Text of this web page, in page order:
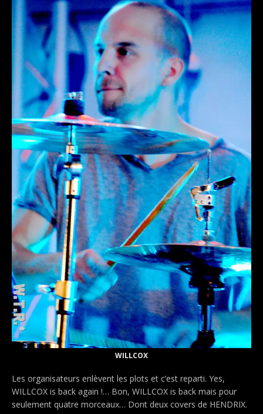
WILLCOX
Les organisateurs enlèvent les plots et c’est reparti. Yes,
WILLCOX is back again !… Bon, WILLCOX is back mais pour
seulement quatre morceaux… Dont deux covers de HENDRIX.